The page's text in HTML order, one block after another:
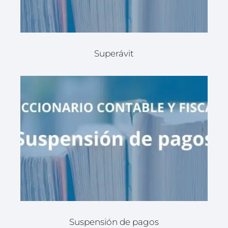
Superávit
Suspensión de pagos